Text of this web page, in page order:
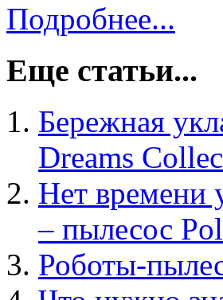
Подробнее...
Еще статьи...
Бережная
Dreams
Нет времени
– пылесос
Роботы-